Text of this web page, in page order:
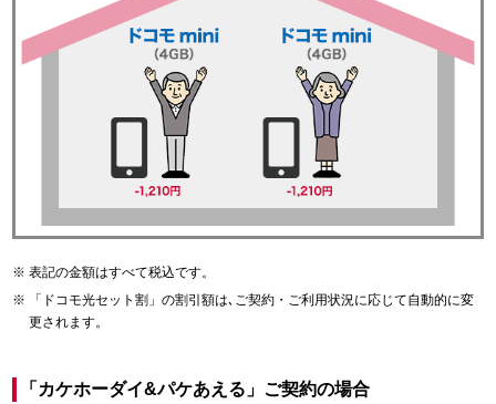
表記の金額はすべて税込です。
「ドコモ光セット割」の割引額は､ご契約・ご利用状況に応じて自動的に変
更されます。
「カケホーダイ&パケあえる」ご契約の場合